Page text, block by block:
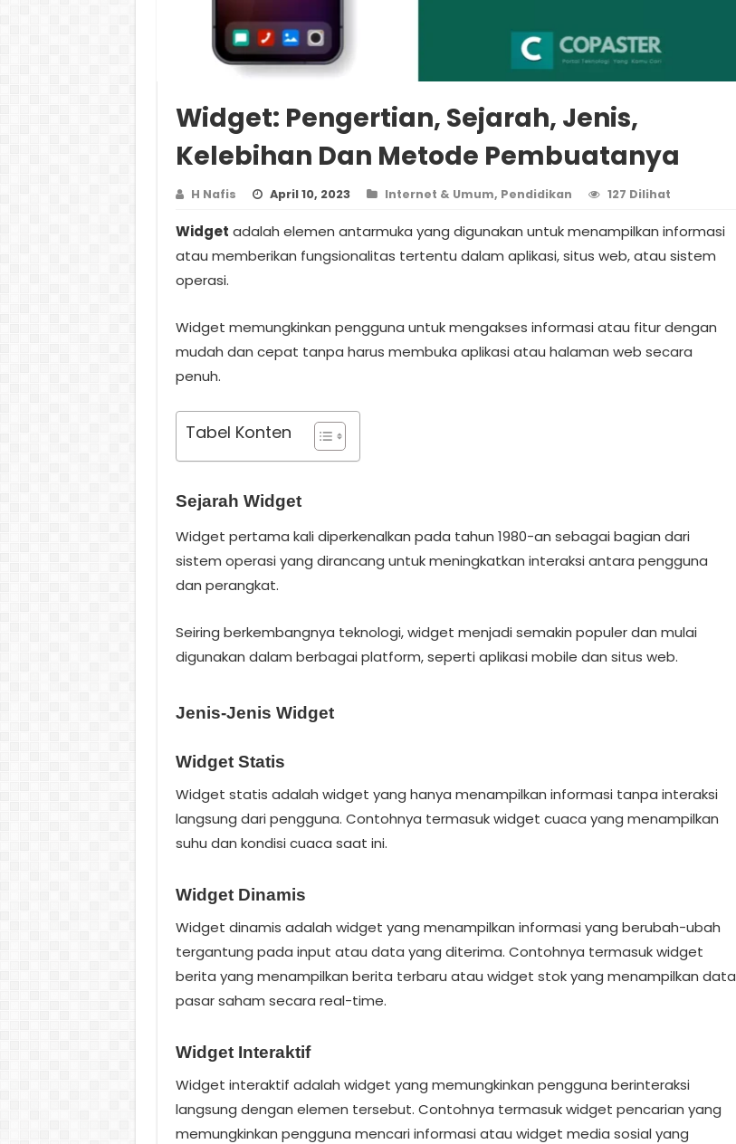
Widget: Pengertian, Sejarah, Jenis,
Kelebihan Dan Metode Pembuatanya
H Nafis April 10, 2023 Internet & Umum, Pendidikan 127 Dilihat
Widget adalah elemen antarmuka yang digunakan untuk menampilkan informasi
atau memberikan fungsionalitas tertentu dalam aplikasi, situs web, atau sistem
operasi.
Widget memungkinkan pengguna untuk mengakses informasi atau fitur dengan
mudah dan cepat tanpa harus membuka aplikasi atau halaman web secara
penuh.
Tabel Konten
Sejarah Widget
Widget pertama kali diperkenalkan pada tahun 1980-an sebagai bagian dari
sistem operasi yang dirancang untuk meningkatkan interaksi antara pengguna
dan perangkat.
Seiring berkembangnya teknologi, widget menjadi semakin populer dan mulai
digunakan dalam berbagai platform, seperti aplikasi mobile dan situs web.
Jenis-Jenis Widget
Widget Statis
Widget statis adalah widget yang hanya menampilkan informasi tanpa interaksi
langsung dari pengguna. Contohnya termasuk widget cuaca yang menampilkan
suhu dan kondisi cuaca saat ini.
Widget Dinamis
Widget dinamis adalah widget yang menampilkan informasi yang berubah-ubah
tergantung pada input atau data yang diterima. Contohnya termasuk widget
berita yang menampilkan berita terbaru atau widget stok yang menampilkan data
pasar saham secara real-time.
Widget Interaktif
Widget interaktif adalah widget yang memungkinkan pengguna berinteraksi
langsung dengan elemen tersebut. Contohnya termasuk widget pencarian yang
memungkinkan pengguna mencari informasi atau widget media sosial yang